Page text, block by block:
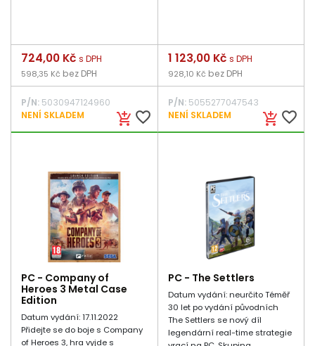
add_shopping_cart favorite_border
Cena
724,00 Kč s DPH
598,35 Kč bez DPH
P/N: 5030947124960
NENÍ SKLADEM
add_shopping_cart favorite_border
Cena
1 123,00 Kč s DPH
928,10 Kč bez DPH
P/N:5055277047543
NENÍ SKLADEM
PC - Company of
Heroes 3 Metal Case
Edition
Datum vydání: 17.11.2022
Přidejte se do boje s Company
of Heroes 3, hra vyjde s
PC - The Settlers
Datum vydání: neurčito Téměř
30 let po vydání původních
The Settlers se nový díl
legendární real-time strategie